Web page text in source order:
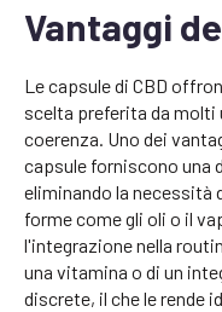
Vantaggi
Le capsule di CBD
scelta preferita da molti
coerenza. Uno dei
capsule forniscono una
eliminando la necessità
forme come gli oli o il
l'integrazione nella
una vitamina o di un
discrete, il che le rende